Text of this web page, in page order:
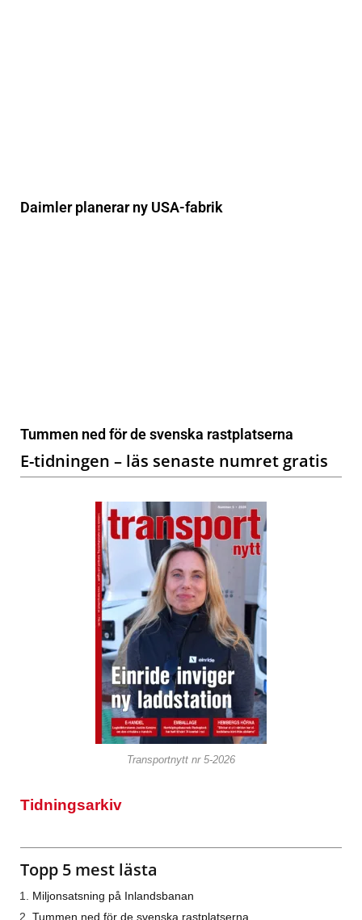
Daimler planerar ny USA-fabrik
Tummen ned för de svenska rastplatserna
E-tidningen – läs senaste numret gratis
Transportnytt nr 5-2026
Tidningsarkiv
Topp 5 mest lästa
Miljonsatsning på Inlandsbanan
Tummen ned för de svenska rastplatserna